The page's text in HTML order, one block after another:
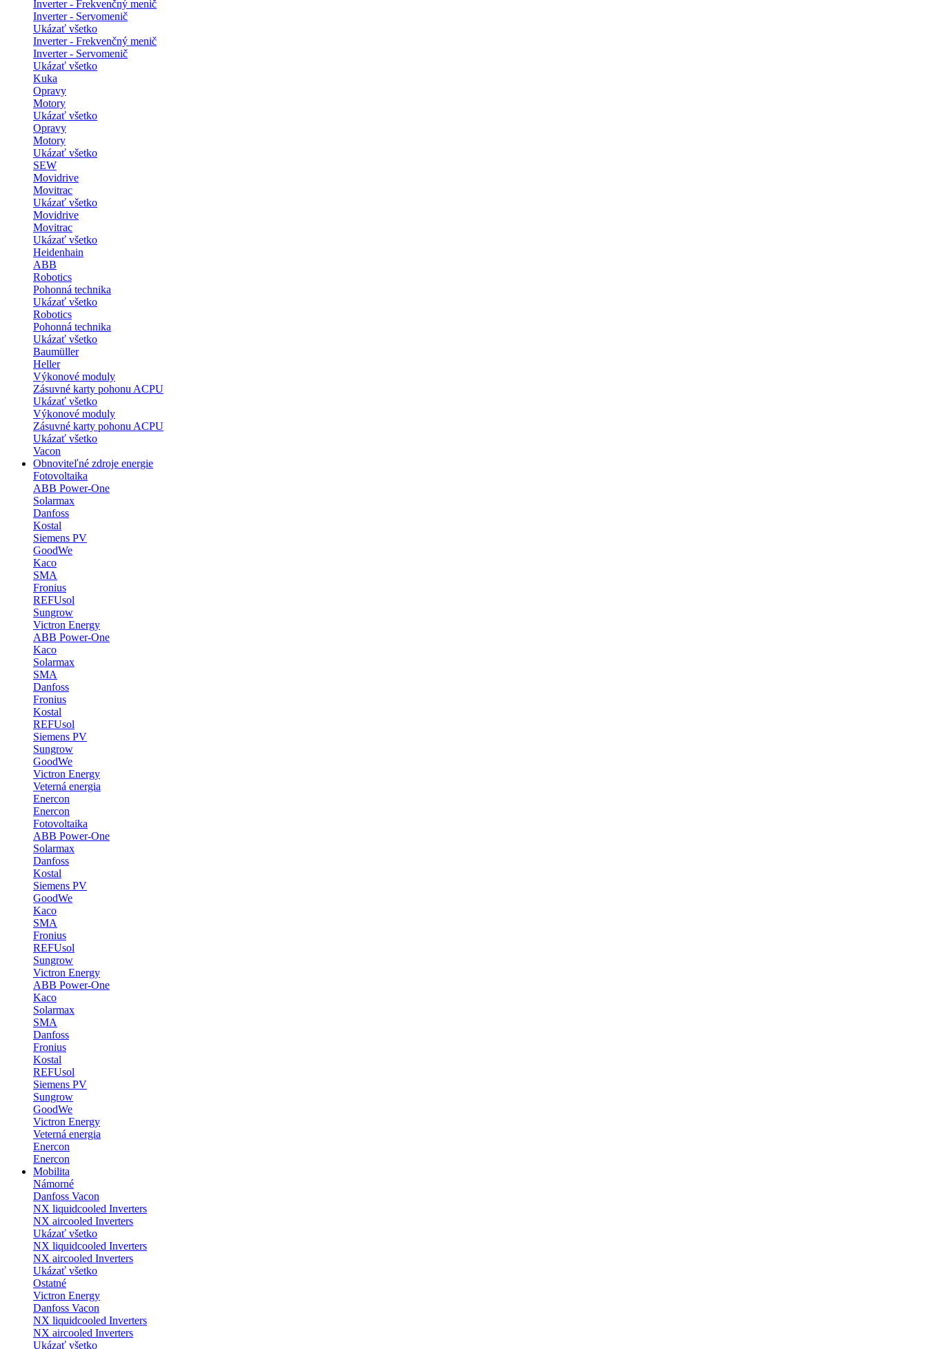
Inverter - Frekvenčný menič
Inverter - Servomenič
Ukázať všetko
Inverter - Frekvenčný menič
Inverter - Servomenič
Ukázať všetko
Kuka
Opravy
Motory
Ukázať všetko
Opravy
Motory
Ukázať všetko
SEW
Movidrive
Movitrac
Ukázať všetko
Movidrive
Movitrac
Ukázať všetko
Heidenhain
ABB
Robotics
Pohonná technika
Ukázať všetko
Robotics
Pohonná technika
Ukázať všetko
Baumüller
Heller
Výkonové moduly
Zásuvné karty pohonu ACPU
Ukázať všetko
Výkonové moduly
Zásuvné karty pohonu ACPU
Ukázať všetko
Vacon
Obnoviteľné zdroje energie
Fotovoltaika
ABB Power-One
Solarmax
Danfoss
Kostal
Siemens PV
GoodWe
Kaco
SMA
Fronius
REFUsol
Sungrow
Victron Energy
ABB Power-One
Kaco
Solarmax
SMA
Danfoss
Fronius
Kostal
REFUsol
Siemens PV
Sungrow
GoodWe
Victron Energy
Veterná energia
Enercon
Enercon
Fotovoltaika
ABB Power-One
Solarmax
Danfoss
Kostal
Siemens PV
GoodWe
Kaco
SMA
Fronius
REFUsol
Sungrow
Victron Energy
ABB Power-One
Kaco
Solarmax
SMA
Danfoss
Fronius
Kostal
REFUsol
Siemens PV
Sungrow
GoodWe
Victron Energy
Veterná energia
Enercon
Enercon
Mobilita
Námorné
Danfoss Vacon
NX liquidcooled Inverters
NX aircooled Inverters
Ukázať všetko
NX liquidcooled Inverters
NX aircooled Inverters
Ukázať všetko
Ostatné
Victron Energy
Danfoss Vacon
NX liquidcooled Inverters
NX aircooled Inverters
Ukázať všetko